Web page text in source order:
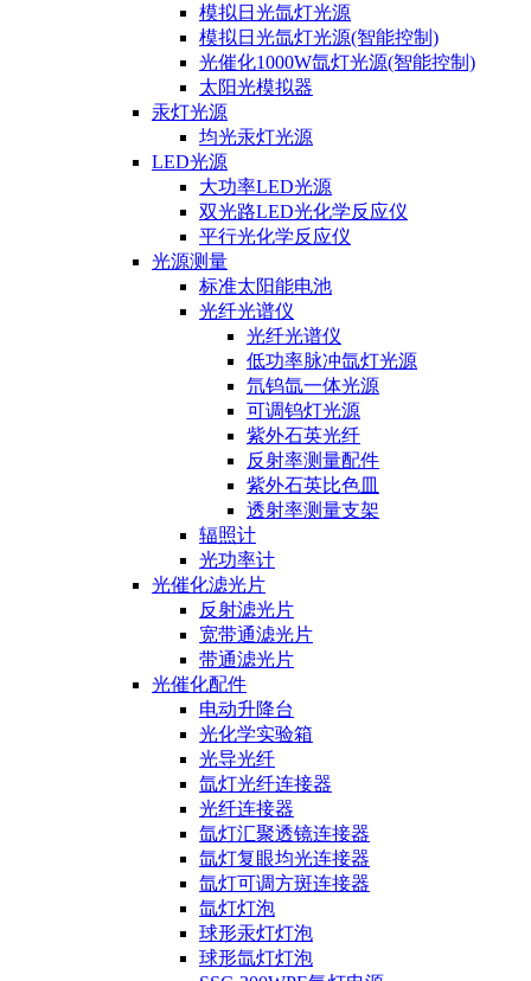
模拟日光氙灯光源
模拟日光氙灯光源(智能控制)
光催化1000W氙灯光源(智能控制)
太阳光模拟器
汞灯光源
均光汞灯光源
LED光源
大功率LED光源
双光路LED光化学反应仪
平行光化学反应仪
光源测量
标准太阳能电池
光纤光谱仪
光纤光谱仪
低功率脉冲氙灯光源
氘钨氙一体光源
可调钨灯光源
紫外石英光纤
反射率测量配件
紫外石英比色皿
透射率测量支架
辐照计
光功率计
光催化滤光片
反射滤光片
宽带通滤光片
带通滤光片
光催化配件
电动升降台
光化学实验箱
光导光纤
氙灯光纤连接器
光纤连接器
氙灯汇聚透镜连接器
氙灯复眼均光连接器
氙灯可调方斑连接器
氙灯灯泡
球形汞灯灯泡
球形氙灯灯泡